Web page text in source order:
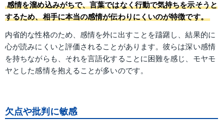
感情を溜め込みがちで、言葉ではなく行動で気持ちを示そうと
するため、相手に本当の感情が伝わりにくいのが特徴です。
内省的な性格のため、感情を外に出すことを躊躇し、結果的に
心が読みにくいと評価されることがあります。彼らは深い感情
を持ちながらも、それを言語化することに困難を感じ、モヤモ
ヤとした感情を抱えることが多いのです。
欠点や批判に敏感